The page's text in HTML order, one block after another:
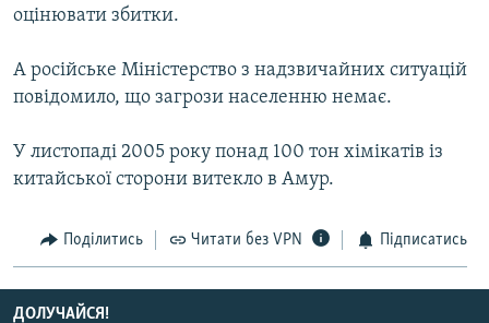
РУС
УКР
оцінювати збитки.
А російське Міністерство з надзвичайних ситуацій
повідомило, що загрози населенню немає.
У листопаді 2005 року понад 100 тон хімікатів із
китайської сторони витекло в Амур.
Поділитись Читати без VPN Підписатись
ДОЛУЧАЙСЯ!